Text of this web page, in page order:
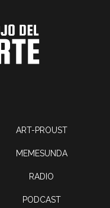
ART-PROUST
MEMESUNDA
RADIO
PODCAST